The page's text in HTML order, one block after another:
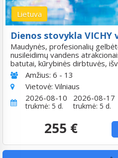
Lietuva
Dienos stovykla VICHY
Maudynės, profesionalių
nusileidimų vandens
batutai, kūrybinės dirbtuvės,
Amžius: 6 - 13
Vietovė: Vilniaus
2026-08-10
trukmė: 5 d.
2026-08-17
trukmė: 5 d.
255 €